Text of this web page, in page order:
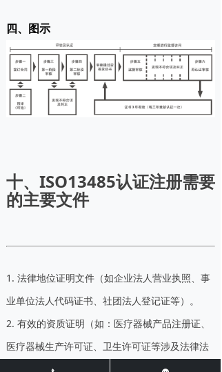
四、图示
十、ISO13485认证注册需要
的主要文件
1. 法律地位证明文件（如企业法人营业执照、事
业单位法人代码证书、社团法人登记证等）。
2. 有效的资质证明（如：医疗器械产品注册证、
医疗器械生产许可证、卫生许可证等涉及法律法
规规定的行政许可的须提交相应的行政许可证件